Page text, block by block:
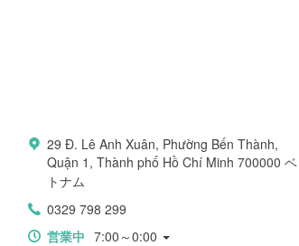
29 Đ. Lê Anh Xuân, Phường Bến Thành,
Quận 1, Thành phố Hồ Chí Minh 700000 ベ
トナム
0329 798 299
営業中 7:00～0:00